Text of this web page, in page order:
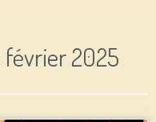
février 2025